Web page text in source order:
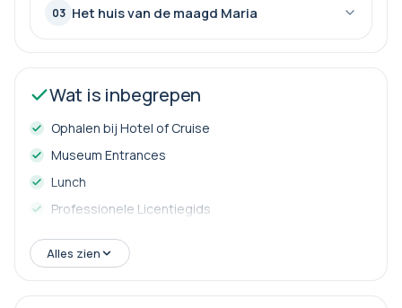
03 Het huis van de maagd Maria
Wat is inbegrepen
Ophalen bij Hotel of Cruise
Museum Entrances
Lunch
Professionele Licentiegids
Luxe voertuig
Alles zien